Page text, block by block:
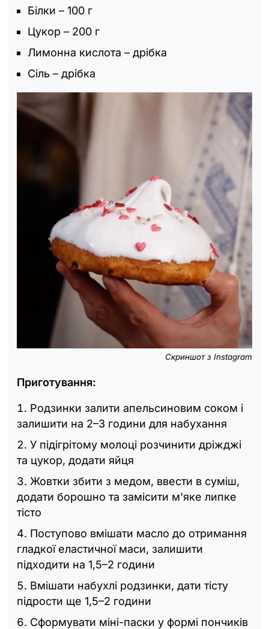
Білки – 100 г
Цукор – 200 г
Лимонна кислота – дрібка
Сіль – дрібка
Скриншот з Instagram
Приготування:
Родзинки залити апельсиновим соком і
залишити на 2–3 години для набухання
У підігрітому молоці розчинити дріжджі
та цукор, додати яйця
Жовтки збити з медом, ввести в суміш,
додати борошно та замісити м'яке липке
тісто
Поступово вмішати масло до отримання
гладкої еластичної маси, залишити
підходити на 1,5–2 години
Вмішати набухлі родзинки, дати тісту
підрости ще 1,5–2 години
Сформувати міні-паски у формі пончиків